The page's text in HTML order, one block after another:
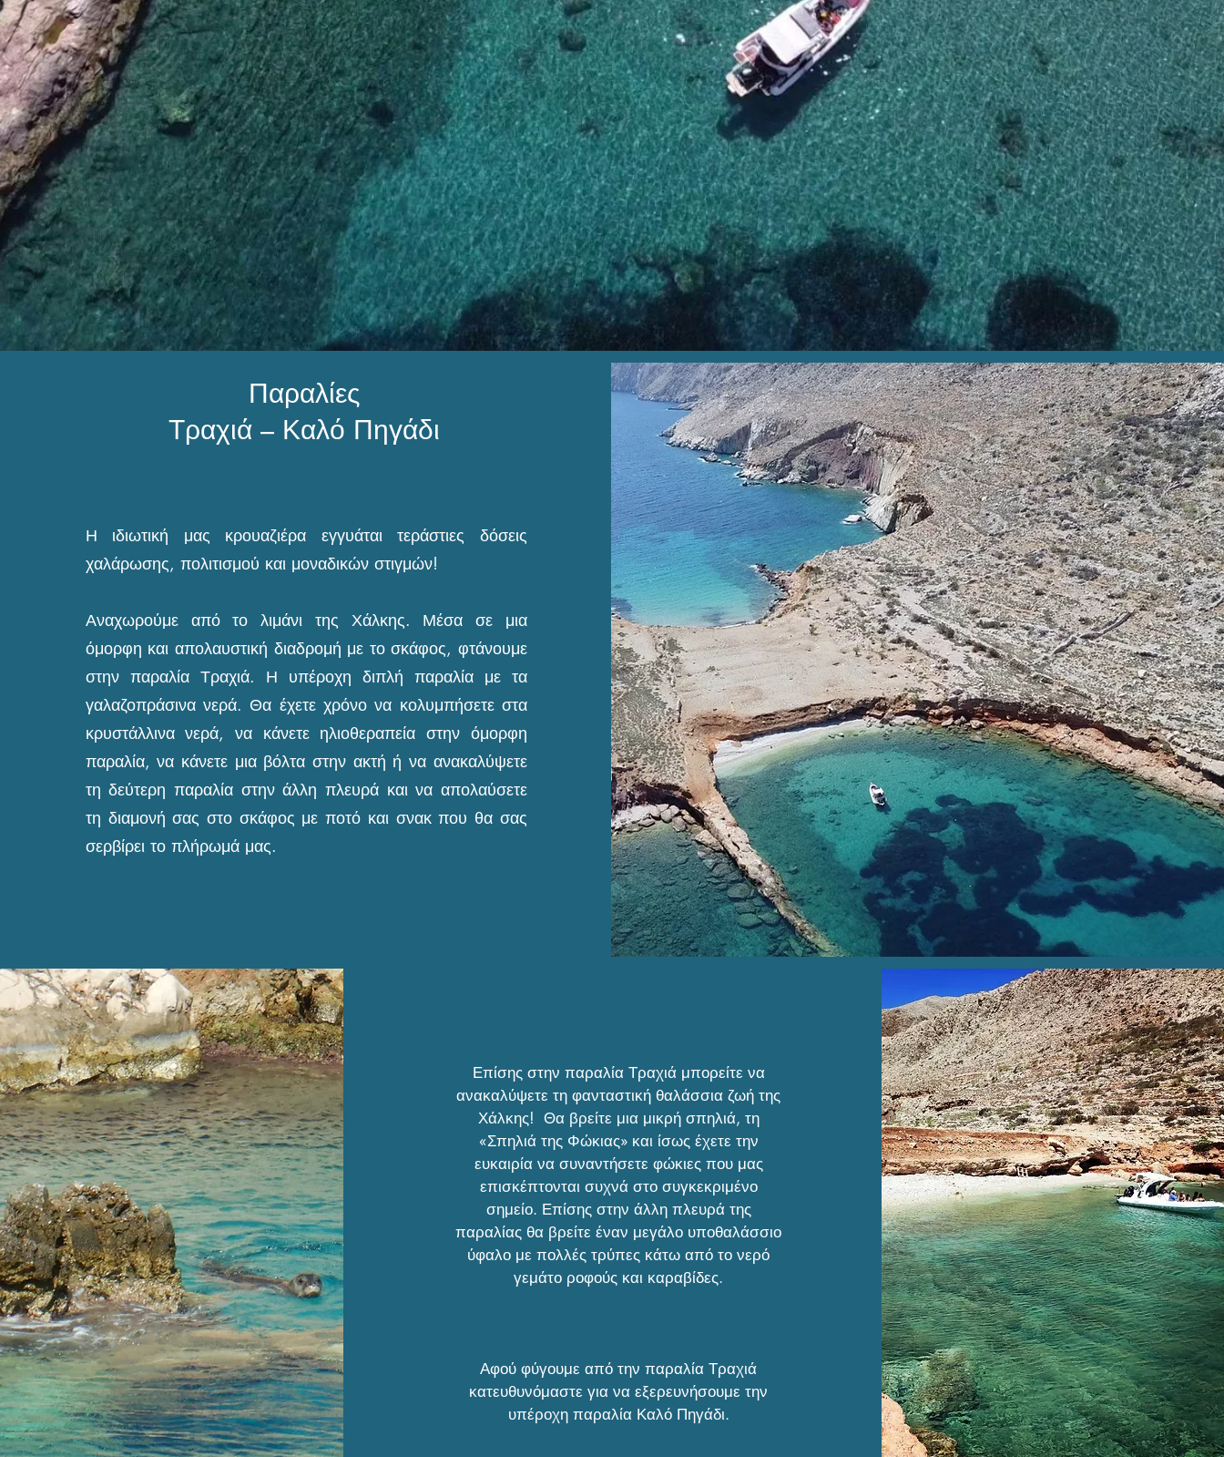
Παραλίες
Τραχιά – Καλό Πηγάδι
Η ιδιωτική μας κρουαζιέρα εγγυάται τεράστιες δόσεις
χαλάρωσης, πολιτισμού και μοναδικών στιγμών!
Αναχωρούμε από το λιμάνι της Χάλκης. Μέσα σε μια
όμορφη και απολαυστική διαδρομή με το σκάφος, φτάνουμε
στην παραλία Τραχιά. Η υπέροχη διπλή παραλία με τα
γαλαζοπράσινα νερά. Θα έχετε χρόνο να κολυμπήσετε στα
κρυστάλλινα νερά, να κάνετε ηλιοθεραπεία στην όμορφη
παραλία, να κάνετε μια βόλτα στην ακτή ή να ανακαλύψετε
τη δεύτερη παραλία στην άλλη πλευρά και να απολαύσετε
τη διαμονή σας στο σκάφος με ποτό και σνακ που θα σας
σερβίρει το πλήρωμά μας.
Επίσης στην παραλία Τραχιά μπορείτε να
ανακαλύψετε τη φανταστική θαλάσσια ζωή της
Χάλκης! Θα βρείτε μια μικρή σπηλιά, τη
«Σπηλιά της Φώκιας» και ίσως έχετε την
ευκαιρία να συναντήσετε φώκιες που μας
επισκέπτονται συχνά στο συγκεκριμένο
σημείο. Επίσης στην άλλη πλευρά της
παραλίας θα βρείτε έναν μεγάλο υποθαλάσσιο
ύφαλο με πολλές τρύπες κάτω από το νερό
γεμάτο ροφούς και καραβίδες.
Αφού φύγουμε από την παραλία Τραχιά
κατευθυνόμαστε για να εξερευνήσουμε την
υπέροχη παραλία Καλό Πηγάδι.